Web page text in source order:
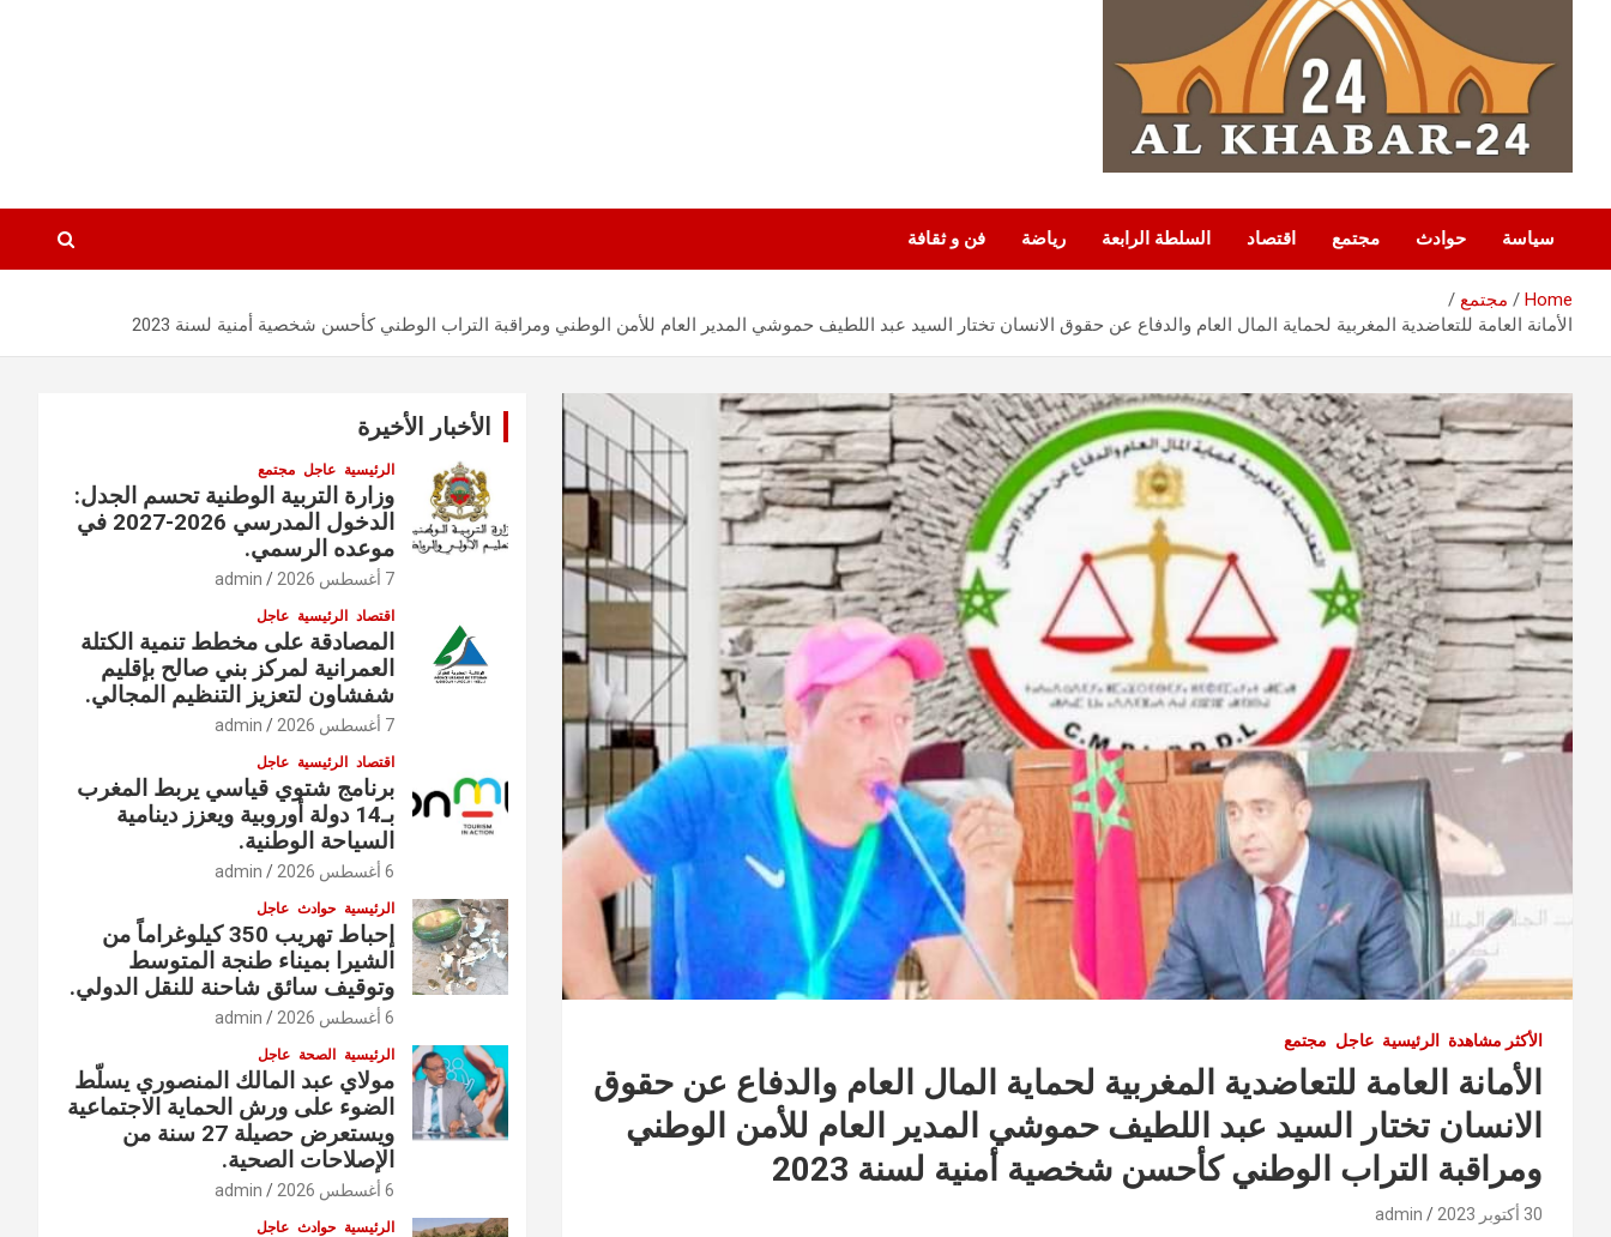
سياسة حوادث مجتمع اقتصاد السلطة الرابعة رياضة فن و ثقافة
Home
مجتمع
الأمانة العامة للتعاضدية المغربية لحماية المال العام والدفاع عن حقوق الانسان تختار السيد عبد اللطيف حموشي المدير العام للأمن الوطني ومراقبة التراب الوطني كأحسن شخصية أمنية لسنة 2023
الأكثر مشاهدة الرئيسية عاجل مجتمع
الأمانة العامة للتعاضدية المغربية لحماية المال العام والدفاع عن حقوق
الانسان تختار السيد عبد اللطيف حموشي المدير العام للأمن الوطني
ومراقبة التراب الوطني كأحسن شخصية أمنية لسنة 2023
30 أكتوبر 2023 admin
الأخبار الأخيرة
الرئيسية عاجل مجتمع
وزارة التربية الوطنية تحسم الجدل:
الدخول المدرسي 2026-2027 في
موعده الرسمي.
7 أغسطس 2026 admin
اقتصاد الرئيسية عاجل
المصادقة على مخطط تنمية الكتلة
العمرانية لمركز بني صالح بإقليم
شفشاون لتعزيز التنظيم المجالي.
7 أغسطس 2026 admin
اقتصاد الرئيسية عاجل
برنامج شتوي قياسي يربط المغرب
بـ14 دولة أوروبية ويعزز دينامية
السياحة الوطنية.
6 أغسطس 2026 admin
الرئيسية حوادث عاجل
إحباط تهريب 350 كيلوغراماً من
الشيرا بميناء طنجة المتوسط
وتوقيف سائق شاحنة للنقل الدولي.
6 أغسطس 2026 admin
الرئيسية الصحة عاجل
مولاي عبد المالك المنصوري يسلّط
الضوء على ورش الحماية الاجتماعية
ويستعرض حصيلة 27 سنة من
الإصلاحات الصحية.
6 أغسطس 2026 admin
الرئيسية حوادث عاجل